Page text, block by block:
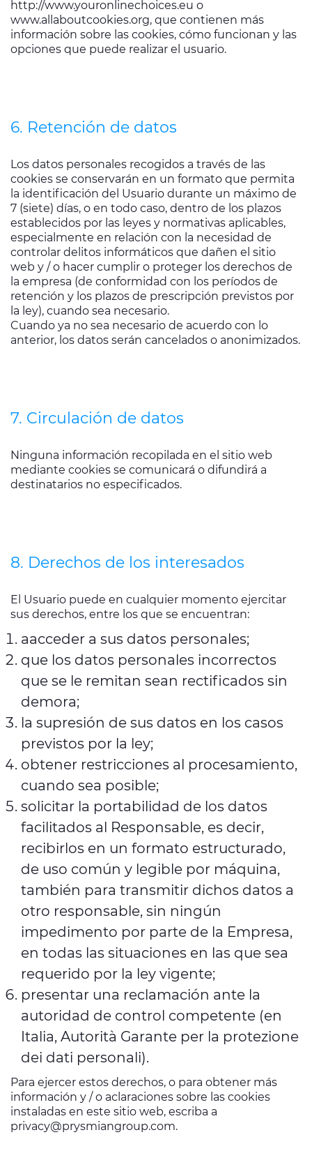
http://www.youronlinechoices.eu o
www.allaboutcookies.org, que contienen más
información sobre las cookies, cómo funcionan y las
opciones que puede realizar el usuario.
6. Retención de datos
Los datos personales recogidos a través de las
cookies se conservarán en un formato que permita
la identificación del Usuario durante un máximo de
7 (siete) días, o en todo caso, dentro de los plazos
establecidos por las leyes y normativas aplicables,
especialmente en relación con la necesidad de
controlar delitos informáticos que dañen el sitio
web y / o hacer cumplir o proteger los derechos de
la empresa (de conformidad con los períodos de
retención y los plazos de prescripción previstos por
la ley), cuando sea necesario.
Cuando ya no sea necesario de acuerdo con lo
anterior, los datos serán cancelados o anonimizados.
7. Circulación de datos
Ninguna información recopilada en el sitio web
mediante cookies se comunicará o difundirá a
destinatarios no especificados.
8. Derechos de los interesados
El Usuario puede en cualquier momento ejercitar
sus derechos, entre los que se encuentran:
aacceder a sus datos personales;
que los datos personales incorrectos
que se le remitan sean rectificados sin
demora;
la supresión de sus datos en los casos
previstos por la ley;
obtener restricciones al procesamiento,
cuando sea posible;
solicitar la portabilidad de los datos
facilitados al Responsable, es decir,
recibirlos en un formato estructurado,
de uso común y legible por máquina,
también para transmitir dichos datos a
otro responsable, sin ningún
impedimento por parte de la Empresa,
en todas las situaciones en las que sea
requerido por la ley vigente;
presentar una reclamación ante la
autoridad de control competente (en
Italia, Autorità Garante per la protezione
dei dati personali).
Para ejercer estos derechos, o para obtener más
información y / o aclaraciones sobre las cookies
instaladas en este sitio web, escriba a
privacy@prysmiangroup.com.